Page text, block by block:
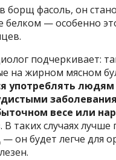
борщ фасоль, он
белком — особенно
подчеркивает:
на жирном мясном
употреблять людям
весе или
. В таких случаях лучше
— он будет легче для